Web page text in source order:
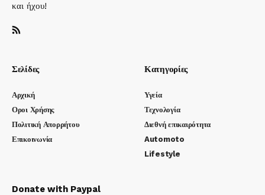
και ήχου!
Σελίδες
Αρχική
Οροι Χρήσης
Πολιτική Απορρήτου
Επικοινωνία
Κατηγορίες
Υγεία
Τεχνολογία
Διεθνή επικαιρότητα
Automoto
Lifestyle
Donate with Paypal